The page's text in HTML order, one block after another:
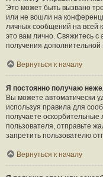
Это может быть вызвано
или не вошли на
личных сообщений на всей
это вам лично. Свяжитесь
получения
Вернуться к началу
Я постоянно получаю
Вы можете автоматически
используя правила для
получаете оскорбительные
пользователя, отправьте
запретить пользователю
Вернуться к началу